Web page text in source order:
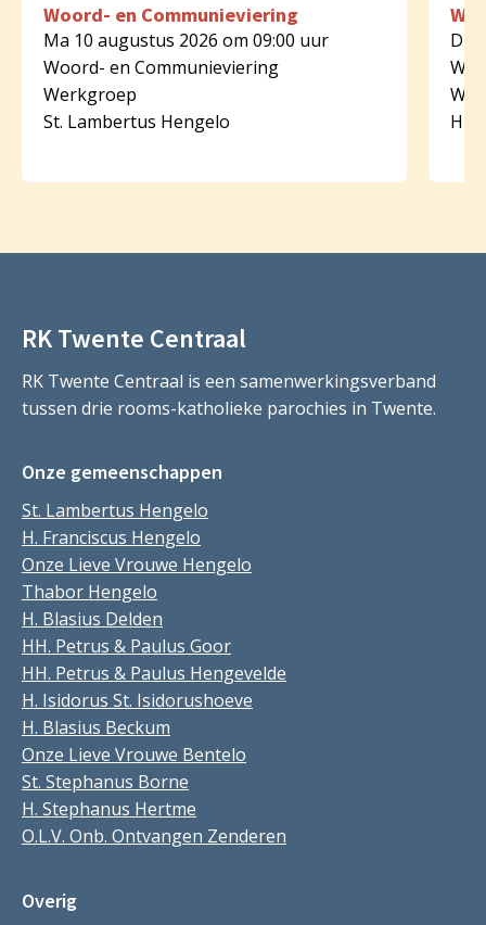
Woord- en Communieviering
Ma 10 augustus 2026 om 09:00 uur
Woord- en Communieviering
Werkgroep
St. Lambertus Hengelo
Di
RK Twente Centraal
RK Twente Centraal is een samenwerkingsverband
tussen drie rooms-katholieke parochies in Twente.
Onze gemeenschappen
St. Lambertus Hengelo
H. Franciscus Hengelo
Onze Lieve Vrouwe Hengelo
Thabor Hengelo
H. Blasius Delden
HH. Petrus & Paulus Goor
HH. Petrus & Paulus Hengevelde
H. Isidorus St. Isidorushoeve
H. Blasius Beckum
Onze Lieve Vrouwe Bentelo
St. Stephanus Borne
H. Stephanus Hertme
O.L.V. Onb. Ontvangen Zenderen
Overig